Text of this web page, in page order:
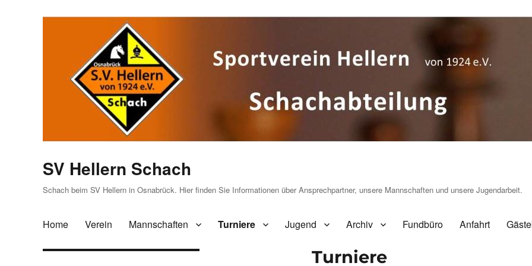
SV Hellern Schach
Schach beim SV Hellern in Osnabrück. Hier finden Sie Informationen über Ansprechpartner, unsere Mannschaften und unsere Jugendarbeit.
Home Verein Mannschaften Turniere Jugend Archiv Fundbüro Anfahrt
Turniere